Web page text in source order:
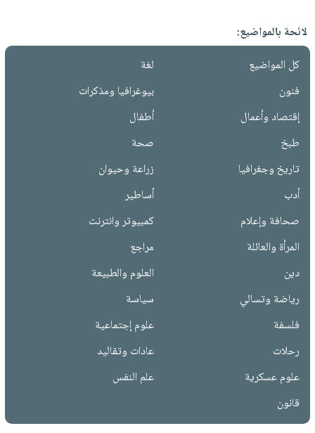
لائحة بالمواضيع:
كل المواضيع
لغة
فنون
بيوغرافيا ومذكرات
إقتصاد وأعمال
أطفال
طبخ
صحة
تاريخ وجغرافيا
زراعة وحيوان
أدب
أساطير
صحافة وإعلام
كمبيوتر وانترنت
المرأة والعائلة
مراجع
دين
العلوم والطبيعة
رياضة وتسالي
سياسة
فلسفة
علوم إجتماعية
رحلات
عادات وتقاليد
علوم عسكرية
علم النفس
قانون